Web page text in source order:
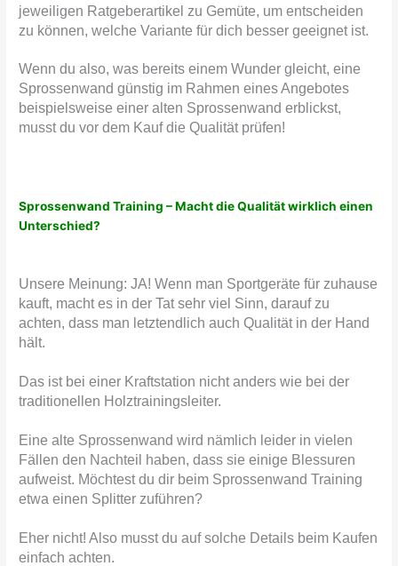
jeweiligen Ratgeberartikel zu Gemüte, um entscheiden
zu können, welche Variante für dich besser geeignet ist.
Wenn du also, was bereits einem Wunder gleicht, eine
Sprossenwand günstig im Rahmen eines Angebotes
beispielsweise einer alten Sprossenwand erblickst,
musst du vor dem Kauf die Qualität prüfen!
Sprossenwand Training – Macht die Qualität wirklich einen
Unterschied?
Unsere Meinung: JA! Wenn man Sportgeräte für zuhause
kauft, macht es in der Tat sehr viel Sinn, darauf zu
achten, dass man letztendlich auch Qualität in der Hand
hält.
Das ist bei einer Kraftstation nicht anders wie bei der
traditionellen Holztrainingsleiter.
Eine alte Sprossenwand wird nämlich leider in vielen
Fällen den Nachteil haben, dass sie einige Blessuren
aufweist. Möchtest du dir beim Sprossenwand Training
etwa einen Splitter zuführen?
Eher nicht! Also musst du auf solche Details beim Kaufen
einfach achten.